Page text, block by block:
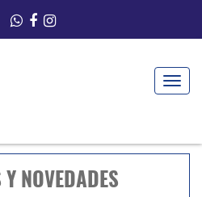
Toggle
Y NOVEDADES